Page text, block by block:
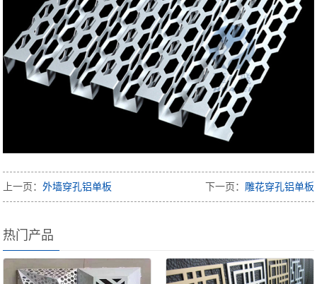
上一页：外墙穿孔铝单板 下一页： 雕花穿孔铝单板
热门产品